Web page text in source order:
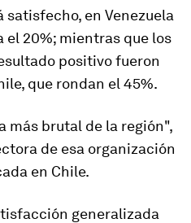
satisfecho, en Venezuela
el 20%; mientras que los
positivo fueron
que rondan el 45%.
más brutal de la región",
de esa organización
en Chile.
generalizada